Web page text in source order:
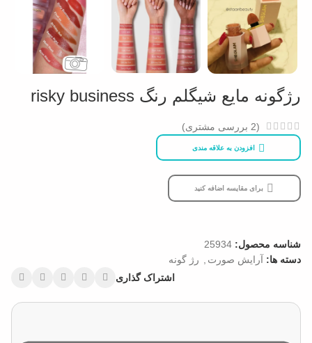
رژگونه مایع شیگلم رنگ risky business
(
2 بررسی مشتری)
افزودن به علاقه مندی
برای مقایسه اضافه کنید
شناسه محصول: 25934
دسته ها: آرایش صورت
رژ گونه
اشتراک گذاری